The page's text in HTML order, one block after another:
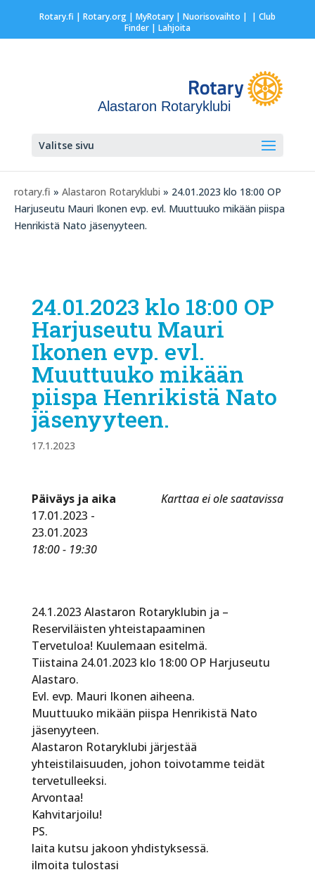
Rotary.fi | Rotary.org| MyRotary | Nuorisovaihto | | Club
Finder| Lahjoita
Alastaron Rotaryklubi
Valitse sivu
rotary.fi » Alastaron Rotaryklubi » 24.01.2023 klo 18:00 OP
Harjuseutu Mauri Ikonen evp. evl. Muuttuuko mikään piispa
Henrikistä Nato jäsenyyteen.
24.01.2023 klo 18:00 OP
Harjuseutu Mauri
Ikonen evp. evl.
Muuttuuko mikään
piispa Henrikistä Nato
jäsenyyteen.
17.1.2023
Karttaa ei ole saatavissa
Päiväys ja aika
17.01.2023 -
23.01.2023
18:00 - 19:30
24.1.2023 Alastaron Rotaryklubin ja –
Reserviläisten yhteistapaaminen
Tervetuloa! Kuulemaan esitelmä.
Tiistaina 24.01.2023 klo 18:00 OP Harjuseutu
Alastaro.
Evl. evp. Mauri Ikonen aiheena.
Muuttuuko mikään piispa Henrikistä Nato
jäsenyyteen.
Alastaron Rotaryklubi järjestää
yhteistilaisuuden, johon toivotamme teidät
tervetulleeksi.
Arvontaa!
Kahvitarjoilu!
PS.
laita kutsu jakoon yhdistyksessä.
ilmoita tulostasi